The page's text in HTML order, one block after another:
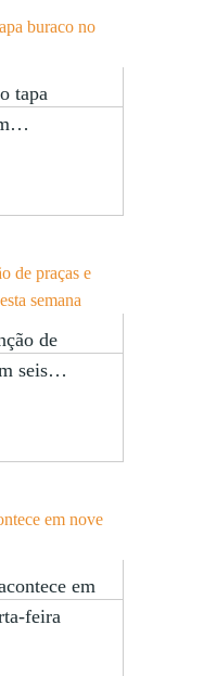
tapa
de
seis…
em
feira